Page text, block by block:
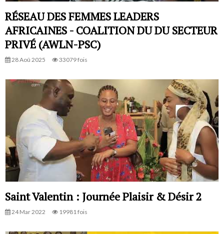
RÉSEAU DES FEMMES LEADERS
AFRICAINES - COALITION DU DU SECTEUR
PRIVÉ (AWLN-PSC)
28 Aoû 2025 33079 fois
Saint Valentin : Journée Plaisir & Désir 2
24 Mar 2022 19981 fois